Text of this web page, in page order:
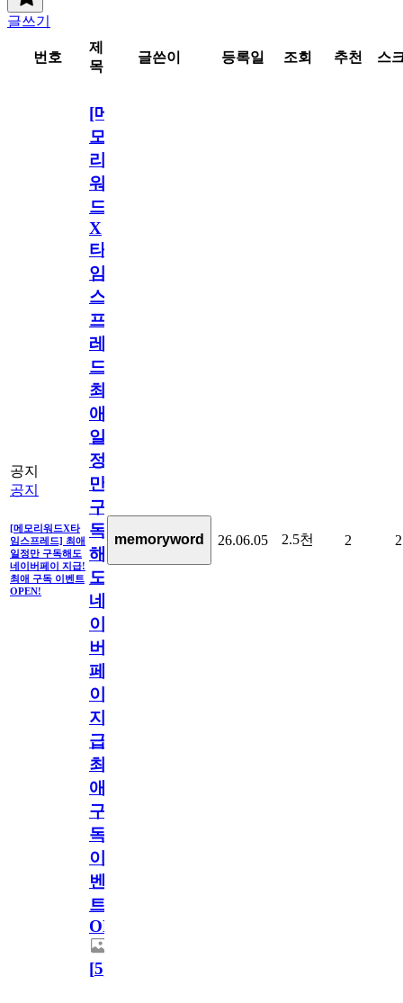
글쓰기
번호
제
목
글쓴이 등록일 조회 추천 스
공지
공지
[메모리워드X타
임스프레드] 최애
일정만 구독해도
네이버페이 지급!
최애 구독 이벤트
OPEN!
[메
모
리
워
드
X
타
임
스
프
레
드]
최
애
일
정
만
구
독
해
도
네
이
버
페
이
지
급!
최
애
구
독
이
벤
트
OPEN!
[5]
memoryword 26.06.05 2.5천 2 2